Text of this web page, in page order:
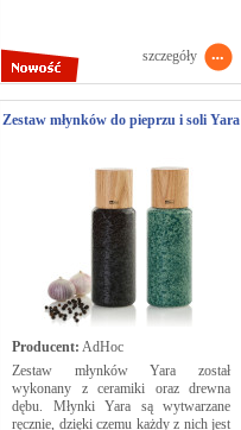
szczegóły
Zestaw młynków do pieprzu i soli Yara
Producent: AdHoc
Zestaw młynków Yara został
wykonany z ceramiki oraz drewna
dębu. Młynki Yara są wytwarzane
ręcznie, dzięki czemu każdy z nich jest